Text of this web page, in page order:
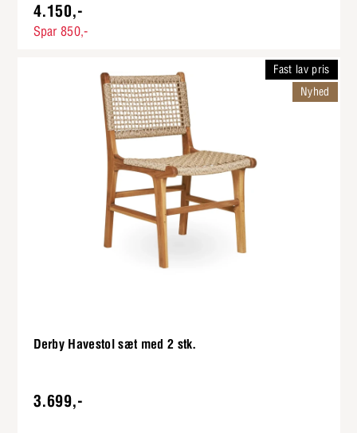
4.150,-
Spar 850,-
Derby Havestol sæt med 2 stk.
Fast lav pris
Nyhed
3.699,-